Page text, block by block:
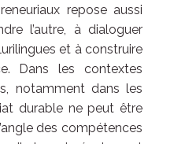
repose aussi
l’autre, à dialoguer
et à construire
Dans les contextes
notamment dans les
durable ne peut être
des compétences